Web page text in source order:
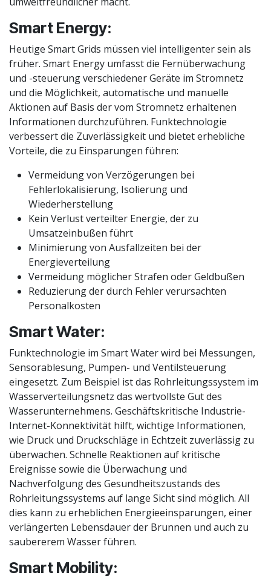
Smart Energy:
Heutige Smart Grids müssen viel intelligenter sein als
früher. Smart Energy umfasst die Fernüberwachung
und -steuerung verschiedener Geräte im Stromnetz
und die Möglichkeit, automatische und manuelle
Aktionen auf Basis der vom Stromnetz erhaltenen
Informationen durchzuführen. Funktechnologie
verbessert die Zuverlässigkeit und bietet erhebliche
Vorteile, die zu Einsparungen führen:
Vermeidung von Verzögerungen bei
Fehlerlokalisierung, Isolierung und
Wiederherstellung
Kein Verlust verteilter Energie, der zu
Umsatzeinbußen führt
Minimierung von Ausfallzeiten bei der
Energieverteilung
Vermeidung möglicher Strafen oder Geldbußen
Reduzierung der durch Fehler verursachten
Personalkosten
Smart Water:
Funktechnologie im Smart Water wird bei Messungen,
Sensorablesung, Pumpen- und Ventilsteuerung
eingesetzt. Zum Beispiel ist das Rohrleitungssystem im
Wasserverteilungsnetz das wertvollste Gut des
Wasserunternehmens. Geschäftskritische Industrie-
Internet-Konnektivität hilft, wichtige Informationen,
wie Druck und Druckschläge in Echtzeit zuverlässig zu
überwachen. Schnelle Reaktionen auf kritische
Ereignisse sowie die Überwachung und
Nachverfolgung des Gesundheitszustands des
Rohrleitungssystems auf lange Sicht sind möglich. All
dies kann zu erheblichen Energieeinsparungen, einer
verlängerten Lebensdauer der Brunnen und auch zu
saubererem Wasser führen.
Smart Mobility: